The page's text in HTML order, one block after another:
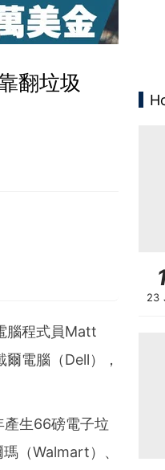
翻垃圾
腦程式員Matt
電腦（Dell），
產生66磅電子垃
（Walmart）、
23